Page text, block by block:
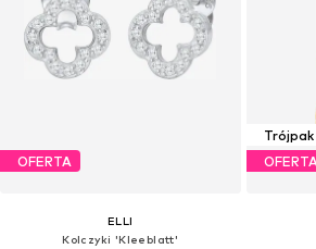
OFERTA
ELLI
Kolczyki 'Kleeblatt'
Trójpak
OFERTA